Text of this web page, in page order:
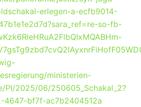
erlegen-a-ecfb9014-
so-fb-
ministerien-
PI/2025/06/250605_Schakal_2?
4647-bf7f-ac7b2404512a